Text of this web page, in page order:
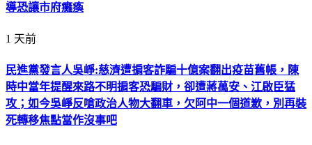
導恐讓市府癱瘓
1 天前
民進黨發言人吳崢:慈濟遭掮客詐騙十億案翻出疫苗舊帳，陳
時中當年提醒來路不明掮客恐騙財，卻遭蔣萬安、江啟臣猛
攻；如今吳崢反嗆政治人物大翻車，欠阿中一個道歉，別再裝
死轉移焦點當作沒事吧